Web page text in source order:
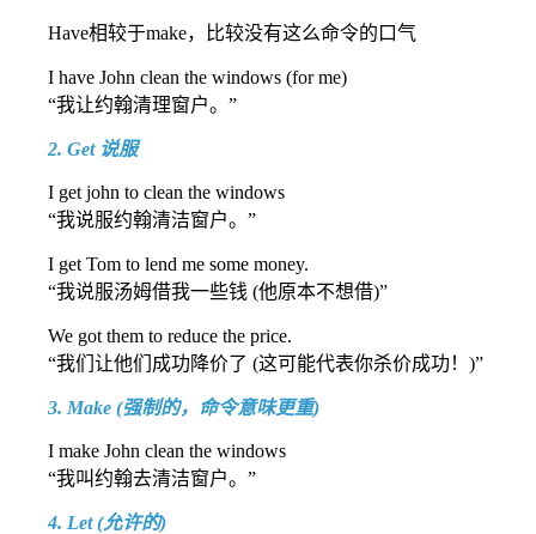
Have相较于make，比较没有这么命令的口气
I have John clean the windows (for me)
“我让约翰清理窗户。”
2. Get 说服
I get john to clean the windows
“我说服约翰清洁窗户。”
I get Tom to lend me some money.
“我说服汤姆借我一些钱 (他原本不想借)”
We got them to reduce the price.
“我们让他们成功降价了 (这可能代表你杀价成功！)”
3. Make (强制的，命令意味更重)
I make John clean the windows
“我叫约翰去清洁窗户。”
4. Let (允许的)